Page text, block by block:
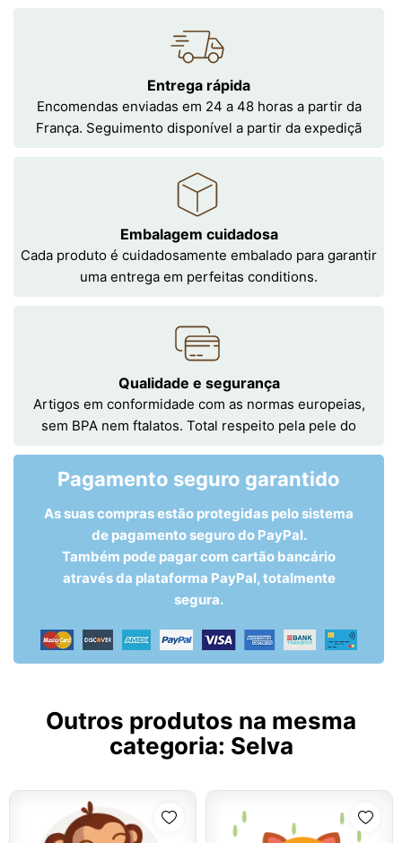
Entrega rápida
Encomendas enviadas em 24 a 48 horas a partir da
França. Seguimento disponível a partir da expediçã
Embalagem cuidadosa
Cada produto é cuidadosamente embalado para garantir
uma entrega em perfeitas conditions.
Qualidade e segurança
Artigos em conformidade com as normas europeias,
sem BPA nem ftalatos. Total respeito pela pele do
Pagamento seguro garantido
As suas compras estão protegidas pelo sistema
de pagamento seguro do PayPal.
Também pode pagar com cartão bancário
através da plataforma PayPal, totalmente
segura.
Outros produtos na mesma
categoria: Selva